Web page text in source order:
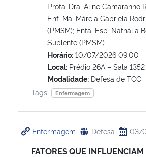
Profa. Dra. Aline Camaranno
Enf. Ma. Márcia Gabriela
(PMSM); Enfa. Esp. Nathália
Suplente (PMSM)
Horário: 10/07/2026 09:00
Local: Prédio 26A – Sala
Modalidade: Defesa de TCC
Tags:
Enfermagem
Enfermagem Defesa 03/
FATORES QUE